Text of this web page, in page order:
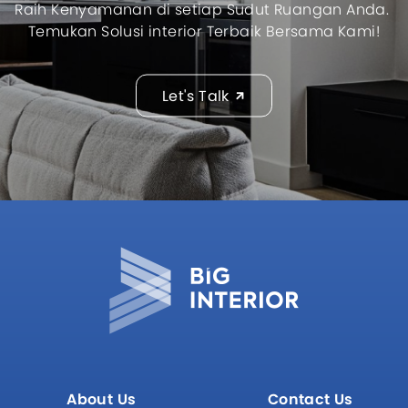
Raih Kenyamanan di setiap Sudut Ruangan Anda.
Temukan Solusi interior Terbaik Bersama Kami!
Let's Talk
About Us Contact Us